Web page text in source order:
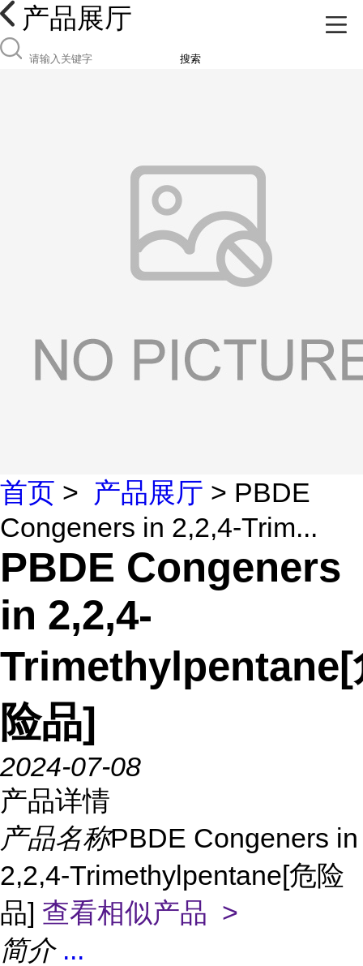
产品展厅
搜索
首页 > 产品展厅 > PBDE
Congeners in 2,2,4-Trim...
PBDE Congeners
in 2,2,4-
Trimethylpentane[
险品]
2024-07-08
产品详情
产品名称PBDE Congeners in
2,2,4-Trimethylpentane[危险
品] 查看相似产品 >
简介 ...